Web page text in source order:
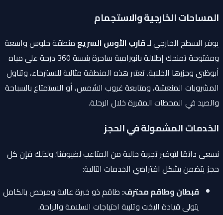
المساحات الخارجية والاستجمام
يوفر السطح الخارجي لـقارب الأوس السريعمنطقة جلوس واسعة
ومفتوحة تمنحك إطلالة بانورامية ساحرة بنسبة 360 درجة على مياه
أبوظبي وجزرها الخلابة. تعتبر هذه المنطقة مثالية للاسترخاء، وتناول
المشروبات المنعشة، ومتابعة غروب الشمس، أو الاستمتاع بالسباحة
والصيد في المحطات المقررة خلال الرحلة.
الخدمات المشمولة في الحجز
نسعى دائمًا لتوفير تجربة خالية من المتاعب لضيوفنا؛ ولذلك فإن كل
حجز يتضمن بشكل افتراضي الخدمات التالية:
قبطان وطاقم محترف:طاقم ذو خبرة عالية ومرخص بالكامل
يتولى قيادة اليخت وتلبية احتياجات السلامة والراحة.